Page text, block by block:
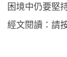
困境中仍要堅
經文閱讀： 請